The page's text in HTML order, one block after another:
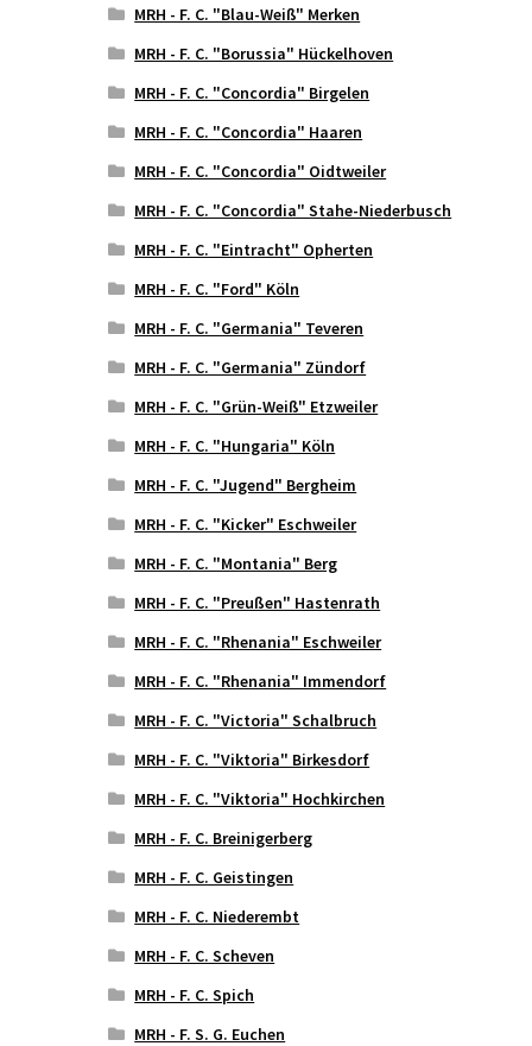
MRH - F. C. "Blau-Weiß" Merken
MRH - F. C. "Borussia" Hückelhoven
MRH - F. C. "Concordia" Birgelen
MRH - F. C. "Concordia" Haaren
MRH - F. C. "Concordia" Oidtweiler
MRH - F. C. "Concordia" Stahe-Niederbusch
MRH - F. C. "Eintracht" Opherten
MRH - F. C. "Ford" Köln
MRH - F. C. "Germania" Teveren
MRH - F. C. "Germania" Zündorf
MRH - F. C. "Grün-Weiß" Etzweiler
MRH - F. C. "Hungaria" Köln
MRH - F. C. "Jugend" Bergheim
MRH - F. C. "Kicker" Eschweiler
MRH - F. C. "Montania" Berg
MRH - F. C. "Preußen" Hastenrath
MRH - F. C. "Rhenania" Eschweiler
MRH - F. C. "Rhenania" Immendorf
MRH - F. C. "Victoria" Schalbruch
MRH - F. C. "Viktoria" Birkesdorf
MRH - F. C. "Viktoria" Hochkirchen
MRH - F. C. Breinigerberg
MRH - F. C. Geistingen
MRH - F. C. Niederembt
MRH - F. C. Scheven
MRH - F. C. Spich
MRH - F. S. G. Euchen